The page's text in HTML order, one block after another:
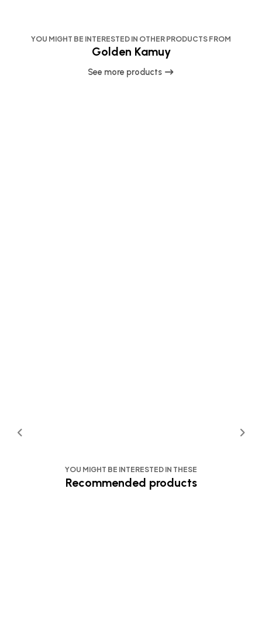
YOU MIGHT BE INTERESTED IN OTHER PRODUCTS FROM
Golden Kamuy
See more products
YOU MIGHT BE INTERESTED IN THESE
Recommended products